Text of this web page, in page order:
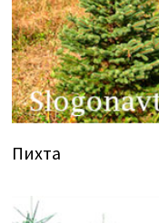
Пихта